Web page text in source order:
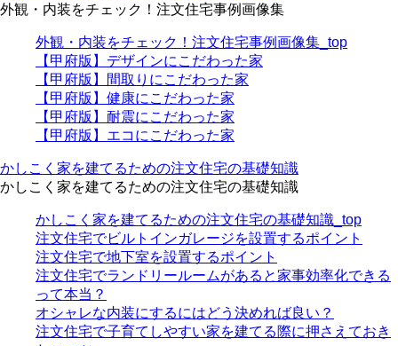
外観・内装をチェック！注文住宅事例画像集
外観・内装をチェック！注文住宅事例画像集_top
【甲府版】デザインにこだわった家
【甲府版】間取りにこだわった家
【甲府版】健康にこだわった家
【甲府版】耐震にこだわった家
【甲府版】エコにこだわった家
かしこく家を建てるための注文住宅の基礎知識
かしこく家を建てるための注文住宅の基礎知識
かしこく家を建てるための注文住宅の基礎知識_top
注文住宅でビルトインガレージを設置するポイント
注文住宅で地下室を設置するポイント
注文住宅でランドリールームがあると家事効率化できる
って本当？
オシャレな内装にするにはどう決めれば良い？
注文住宅で子育てしやすい家を建てる際に押さえておき